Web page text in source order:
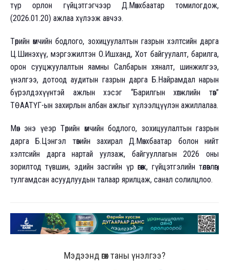
түр орлон гүйцэтгэгчээр Д.Мөнхбаатар томилогдож,
(2026.01.20) ажлаа хүлээж авчээ.
Төрийн өмчийн бодлого, зохицуулалтын газрын хэлтсийн дарга
Ц.Шинэхүү, мэргэжилтэн О.Ишханд, Хот байгуулалт, барилга,
орон сууцжуулалтын яамны Салбарын хяналт, шинжилгээ,
үнэлгээ, дотоод аудитын газрын дарга Б.Найрамдал нарын
бүрэлдэхүүнтэй ажлын хэсэг “Барилгын хөгжлийн төв”
ТӨААТҮГ-ын захирлын албан ажлыг хүлээлцүүлэн ажиллалаа.
Мөн энэ үеэр Төрийн өмчийн бодлого, зохицуулалтын газрын
дарга Б.Цэнгэл төвийн захирал Д.Мөнхбаатар болон нийт
хэлтсийн дарга нартай уулзаж, байгууллагын 2026 оны
зорилтод түвшин, эдийн засгийн үр өгөөж, гүйцэтгэлийн төлөвлөгөө,
тулгамдсан асуудлуудын талаар ярилцаж, санал солилцлоо.
Мэдээнд өгөх таны үнэлгээ?